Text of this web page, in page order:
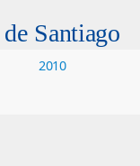
Santiago